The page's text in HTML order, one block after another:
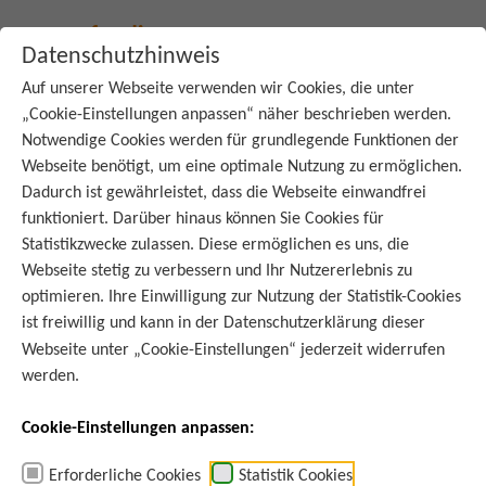
Datenschutzhinweis
Auf unserer Webseite verwenden wir Cookies, die unter
„Cookie-Einstellungen anpassen“ näher beschrieben werden.
Notwendige Cookies werden für grundlegende Funktionen der
Webseite benötigt, um eine optimale Nutzung zu ermöglichen.
Dadurch ist gewährleistet, dass die Webseite einwandfrei
funktioniert. Darüber hinaus können Sie Cookies für
Statistikzwecke zulassen. Diese ermöglichen es uns, die
Webseite stetig zu verbessern und Ihr Nutzererlebnis zu
optimieren. Ihre Einwilligung zur Nutzung der Statistik-Cookies
ist freiwillig und kann in der Datenschutzerklärung dieser
Webseite unter „Cookie-Einstellungen“ jederzeit widerrufen
werden.
Cookie-Einstellungen anpassen:
Erforderliche Cookies Statistik Cookies
:Startseite K Käse
LEBENSMITTEL A-Z
Käse
Hier finden Sie Informationen zur Lagerung, Haltbarkeit und
Resteverwertung von Käse und veganen Alternativen. So reduzieren Sie